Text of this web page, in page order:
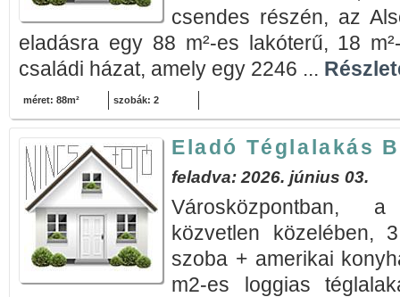
csendes részén, az
eladásra egy 88 m²-es lakóterű, 18
családi házat, amely egy 2246 ...
méret: 88m² szobák: 2
Eladó Téglalakás
feladva: 2026. június 03.
Városközpontban,
közvetlen közelében,
szoba + amerikai
m2-es loggias